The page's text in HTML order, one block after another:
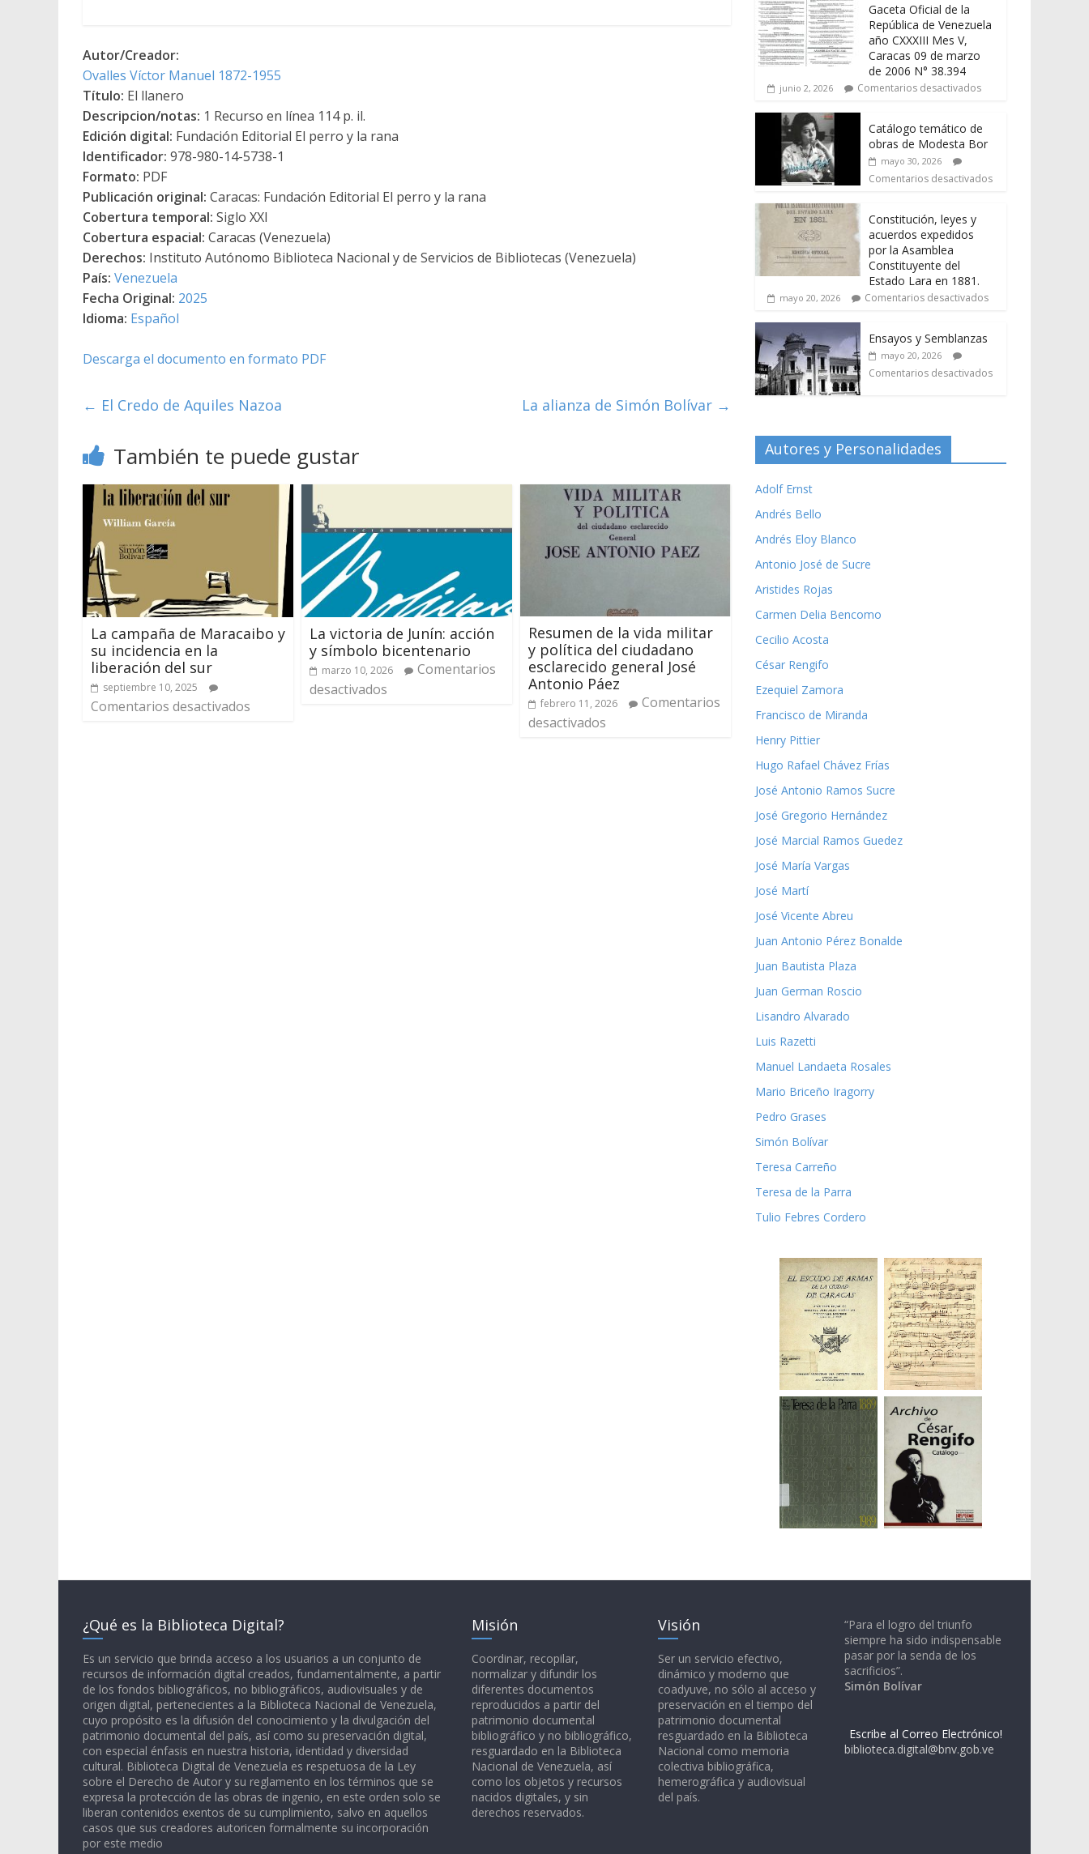
Autor/Creador:
Ovalles Víctor Manuel 1872-1955
Título: El llanero
Descripcion/notas: 1 Recurso en línea 114 p. il.
Edición digital: Fundación Editorial El perro y la rana
Identificador: 978-980-14-5738-1
Formato: PDF
Publicación original: Caracas: Fundación Editorial El perro y la rana
Cobertura temporal: Siglo XXI
Cobertura espacial: Caracas (Venezuela)
Derechos: Instituto Autónomo Biblioteca Nacional y de Servicios de Bibliotecas (Venezuela)
País: Venezuela
Fecha Original: 2025
Idioma: Español
Descarga el documento en formato PDF
← El Credo de Aquiles Nazoa La alianza de Simón Bolívar →
También te puede gustar
La campaña de Maracaibo y
su incidencia en la
liberación del sur
septiembre 10, 2025
Comentarios desactivados
La victoria de Junín: acción
y símbolo bicentenario
marzo 10, 2026
Comentarios
desactivados
Resumen de la vida militar
y política del ciudadano
esclarecido general José
Antonio Páez
febrero 11, 2026
Comentarios
desactivados
Gaceta Oficial de la
República de Venezuela
año CXXXIII Mes V,
Caracas 09 de marzo
de 2006 N° 38.394
junio 2, 2026 Comentarios desactivados
Catálogo temático de
obras de Modesta Bor
mayo 30, 2026
Comentarios desactivados
Constitución, leyes y
acuerdos expedidos
por la Asamblea
Constituyente del
Estado Lara en 1881.
mayo 20, 2026 Comentarios desactivados
Ensayos y Semblanzas
mayo 20, 2026
Comentarios desactivados
Autores y Personalidades
Adolf Ernst
Andrés Bello
Andrés Eloy Blanco
Antonio José de Sucre
Aristides Rojas
Carmen Delia Bencomo
Cecilio Acosta
César Rengifo
Ezequiel Zamora
Francisco de Miranda
Henry Pittier
Hugo Rafael Chávez Frías
José Antonio Ramos Sucre
José Gregorio Hernández
José Marcial Ramos Guedez
José María Vargas
José Martí
José Vicente Abreu
Juan Antonio Pérez Bonalde
Juan Bautista Plaza
Juan German Roscio
Lisandro Alvarado
Luis Razetti
Manuel Landaeta Rosales
Mario Briceño Iragorry
Pedro Grases
Simón Bolívar
Teresa Carreño
Teresa de la Parra
Tulio Febres Cordero
¿Qué es la Biblioteca Digital?
Es un servicio que brinda acceso a los usuarios a un conjunto de
recursos de información digital creados, fundamentalmente, a partir
de los fondos bibliográficos, no bibliográficos, audiovisuales y de
origen digital, pertenecientes a la Biblioteca Nacional de Venezuela,
cuyo propósito es la difusión del conocimiento y la divulgación del
patrimonio documental del país, así como su preservación digital,
con especial énfasis en nuestra historia, identidad y diversidad
cultural. Biblioteca Digital de Venezuela es respetuosa de la Ley
sobre el Derecho de Autor y su reglamento en los términos que se
expresa la protección de las obras de ingenio, en este orden solo se
liberan contenidos exentos de su cumplimiento, salvo en aquellos
casos que sus creadores autoricen formalmente su incorporación
por este medio
Misión
Coordinar, recopilar,
normalizar y difundir los
diferentes documentos
reproducidos a partir del
patrimonio documental
bibliográfico y no bibliográfico,
resguardado en la Biblioteca
Nacional de Venezuela, así
como los objetos y recursos
nacidos digitales, y sin
derechos reservados.
Visión
Ser un servicio efectivo,
dinámico y moderno que
coadyuve, no sólo al acceso y
preservación en el tiempo del
patrimonio documental
resguardado en la Biblioteca
Nacional como memoria
colectiva bibliográfica,
hemerográfica y audiovisual
del país.
“Para el logro del triunfo
siempre ha sido indispensable
pasar por la senda de los
sacrificios”.
Simón Bolívar
Escribe al Correo Electrónico!
biblioteca.digital@bnv.gob.ve